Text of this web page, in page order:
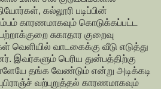
கல்லூரி படிப்பின்
காரணமாகவும் கொடுக்கப்பட்ட
சுகாதார குறைவு
வெளியில் வாடகைக்கு வீடு எடுத்து
இவர்களும் பெரிய துன்பத்திற்கு
தங்க வேண்டும் என்று அடிக்கடி
வற்புறுத்தல் காரணமாகவும்